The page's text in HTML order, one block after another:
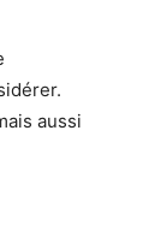
aussi